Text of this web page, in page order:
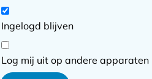
Ingelogd blijven
Log mij uit op andere apparaten